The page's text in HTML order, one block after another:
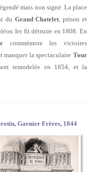
mais non signé. La place
du Grand Chatelet , prison et
Ier fit détruire en 1808. En
commémore les victoires
manquer la spectaculaire Tour
remodelée en 1854, et la
Garnier Frères, 1844